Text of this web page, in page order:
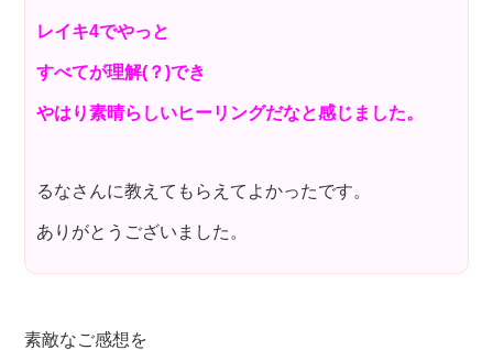
レイキ4でやっと
すべてが理解(？)でき
やはり素晴らしいヒーリングだなと感じました。
るなさんに教えてもらえてよかったです。
ありがとうございました。
素敵なご感想を